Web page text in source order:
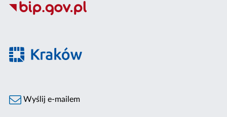
Wyślij e-mailem